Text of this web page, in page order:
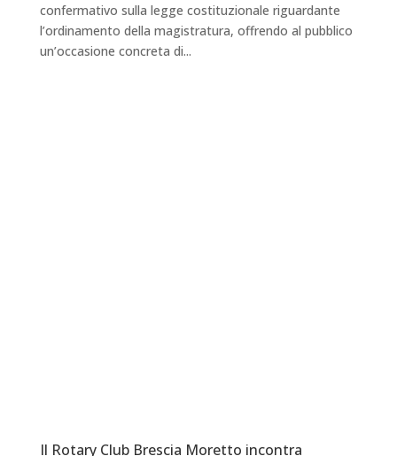
confermativo sulla legge costituzionale riguardante
l’ordinamento della magistratura, offrendo al pubblico
un’occasione concreta di...
Il Rotary Club Brescia Moretto incontra